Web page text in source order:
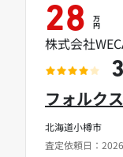
北海道小樽市
査定依頼日：
フォルク
28 万
円
株式会社